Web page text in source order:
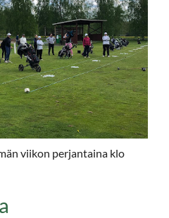
viikon perjantaina klo